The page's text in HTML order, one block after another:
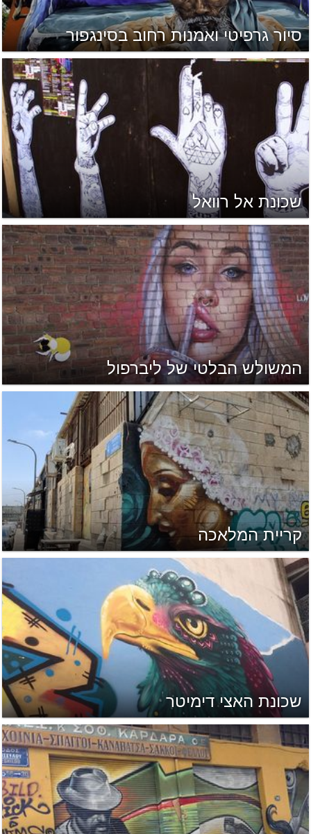
סיור גרפיטי ואמנות רחוב בסינגפור
שכונת אל רוואל
המשולש הבלטי של ליברפול
קריית המלאכה
שכונת האצי דימיטר